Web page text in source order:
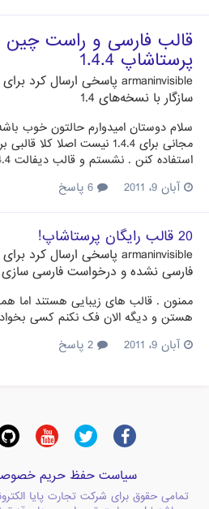
قالب فارسی و راست
پرستاشاپ 1.4.4
armaninvisible پاسخی ارسال کرد
سازگار با نسخه‌های 1.4
سلام دوستان امیدوارم حالتون خوب
مجانی برای 1.4.4 نیست اصلا
استفاده کنن . نشستم و قالب دیفالت 1.4.4 رو فارسی کردم از لینک...
آبان 9، 2011
20 قالب رایگان پرستاشاپ!
armaninvisible پاسخی ارسال کرد
فارسی نشده و درخواست فارسی سازی
هستن و دیگه الان فک نکنم کسی بخواد از پرستا 1.3
آبان 9، 2011
سیاست حفظ حریم
تمامی حقوق برای شرکت تجارت پایا